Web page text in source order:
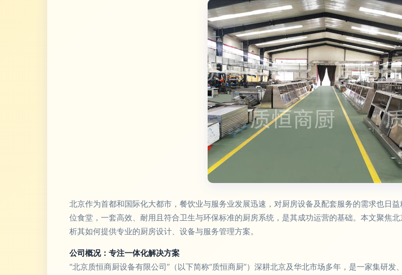
北京作为首都和国际化大都市，餐饮业与服务业发展迅速，对厨房设备及配套服务的需求也日
位食堂，一套高效、耐用且符合卫生与环保标准的厨房系统，是其成功运营的基础。本文聚焦
析其如何提供专业的厨房设计、设备与服务管理方案。
公司概况：专注一体化解决方案
“北京质恒商厨设备有限公司”（以下简称“质恒商厨”）深耕北京及华北市场多年，是一家集研